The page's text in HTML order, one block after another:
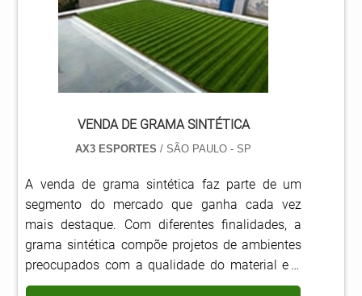
atender a área esportiva comercial. A insta.
VENDA DE GRAMA SINTÉTICA
AX3 ESPORTES / SÃO PAULO - SP
A venda de grama sintética faz parte de um
segmento do mercado que ganha cada vez
mais destaque. Com diferentes finalidades, a
grama sintética compõe projetos de ambientes
preocupados com a qualidade do material e a
segurança para a montagem do espaço